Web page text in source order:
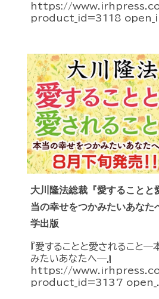
https://
product_id=3118
大川隆法総裁『愛すること
当の幸せをつかみたいあな
学出版
『愛することと愛されること―
みたいあなたへ―』
https://
product_id=3137